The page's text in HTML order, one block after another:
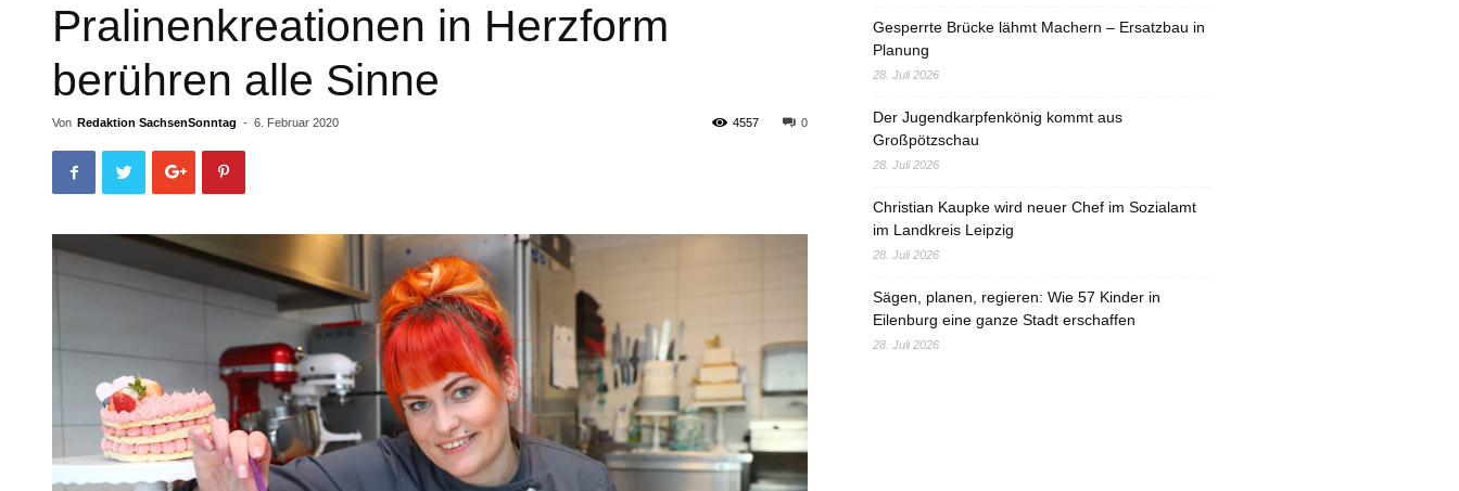
Pralinenkreationen in Herzform
berühren alle Sinne
Von Redaktion SachsenSonntag - 6. Februar 2020 0
4557
Gesperrte Brücke lähmt Machern – Ersatzbau in
Planung
28. Juli 2026
Der Jugendkarpfenkönig kommt aus
Großpötzschau
28. Juli 2026
Christian Kaupke wird neuer Chef im Sozialamt
im Landkreis Leipzig
28. Juli 2026
Sägen, planen, regieren: Wie 57 Kinder in
Eilenburg eine ganze Stadt erschaffen
28. Juli 2026